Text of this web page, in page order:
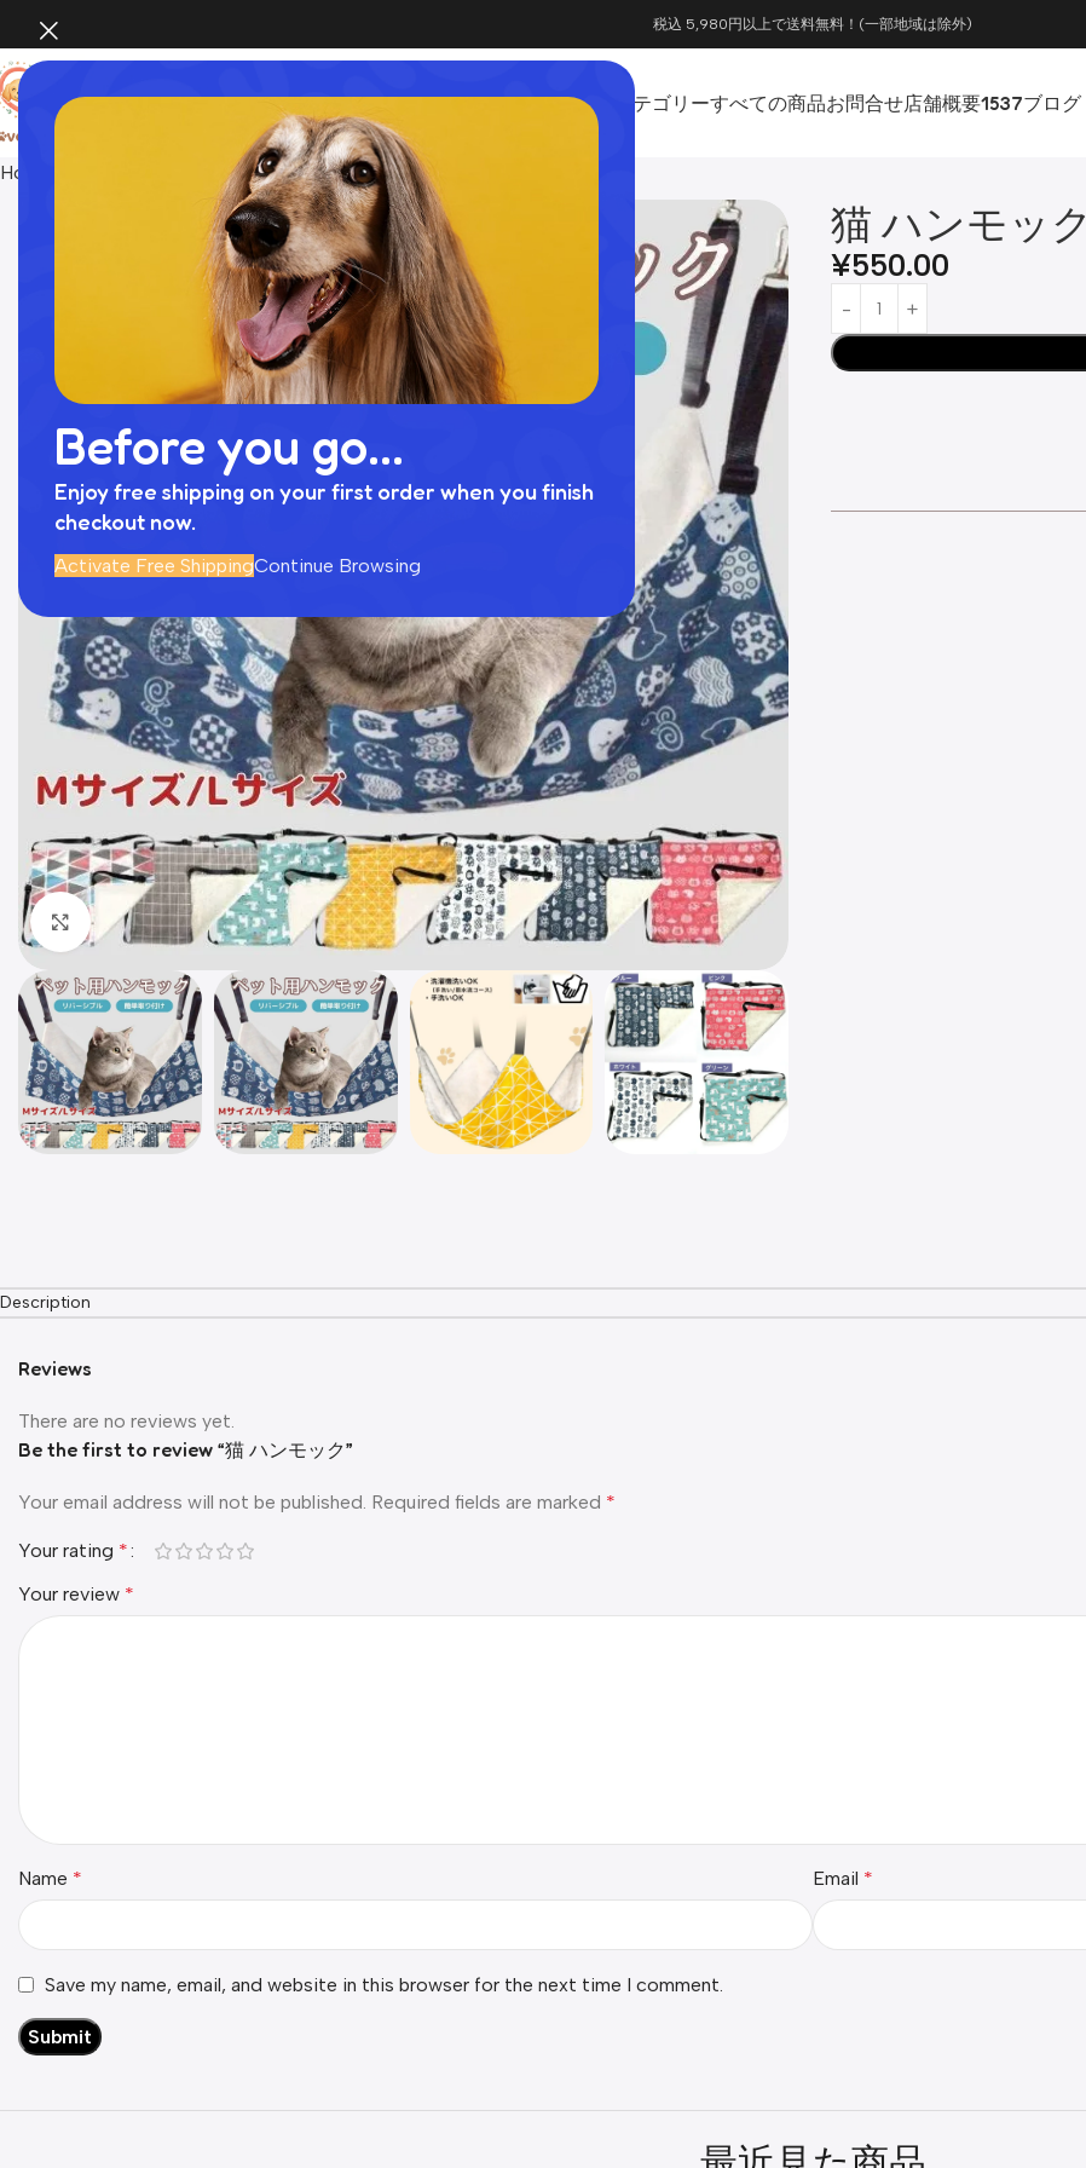
Before you go...
Enjoy free shipping on your first order when you finish
checkout now.
Activate Free ShippingContinue Browsing
税込 5,980円以上で送料無料！(一部地域は除外)
ホーム カテゴリーすべての商品お問合せ店舗概要1537ブログ
Home 猫 ハンモック
Click to enlarge
猫 ハンモック
¥550.00
Description
Reviews
There are no reviews yet.
Be the first to review “猫 ハンモック”
Your email address will not be published. Required fields are marked *
Your rating *
Your review *
Name * Email *
Save my name, email, and website in this browser for the next time I comment.